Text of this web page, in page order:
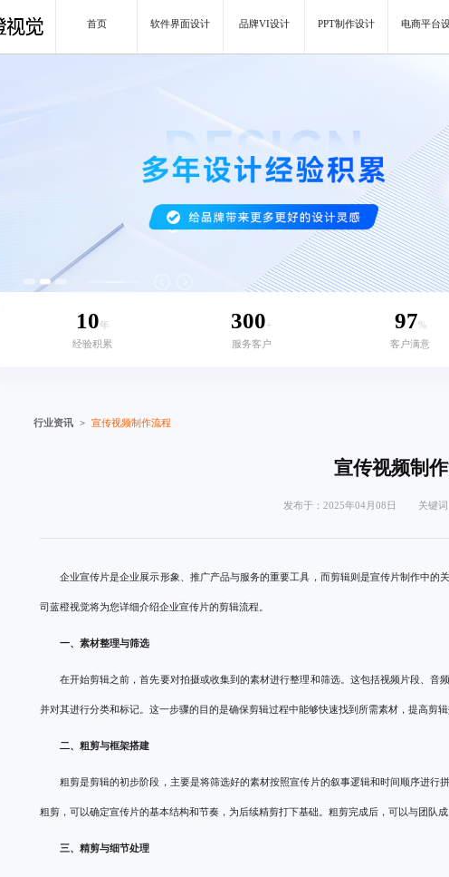
首页 软件界面设计 品牌VI设计 PPT制作设计 电商平台
10年
经验积累
300+
服务客户
97%
客户满意
行业资讯 宣传视频制作流程
宣传视频制
发布于：2025年04月08日 关键词
企业宣传片是企业展示形象、推广产品与服务的重要工具，而剪辑则是宣传片制作中的
司蓝橙视觉将为您详细介绍企业宣传片的剪辑流程。
一、素材整理与筛选
在开始剪辑之前，首先要对拍摄或收集到的素材进行整理和筛选。这包括视频片段、音
并对其进行分类和标记。这一步骤的目的是确保剪辑过程中能够快速找到所需素材，提高剪
二、粗剪与框架搭建
粗剪是剪辑的初步阶段，主要是将筛选好的素材按照宣传片的叙事逻辑和时间顺序进
粗剪，可以确定宣传片的基本结构和节奏，为后续精剪打下基础。粗剪完成后，可以与团队
三、精剪与细节处理